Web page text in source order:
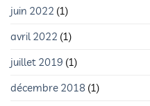
juin 2022 (1)
avril 2022 (1)
juillet 2019 (1)
décembre 2018 (1)